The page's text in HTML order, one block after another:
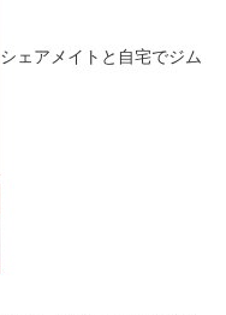
シェアメイトと自宅でジム